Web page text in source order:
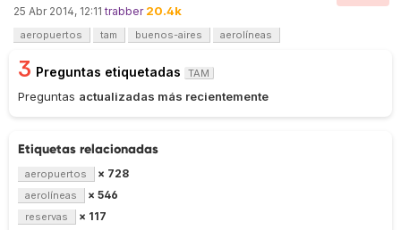
25 Abr 2014, 12:11 trabber 20.4k
aeropuertos tam buenos-aires aerolíneas
3 Preguntas etiquetadas TAM
Preguntas actualizadas más recientemente
Etiquetas relacionadas
aeropuertos × 728
aerolíneas × 546
reservas × 117